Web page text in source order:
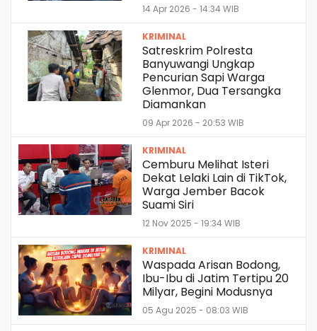
14 Apr 2026 - 14:34 WIB
KRIMINAL
Satreskrim Polresta
Banyuwangi Ungkap
Pencurian Sapi Warga
Glenmor, Dua Tersangka
Diamankan
09 Apr 2026 - 20:53 WIB
KRIMINAL
Cemburu Melihat Isteri
Dekat Lelaki Lain di TikTok,
Warga Jember Bacok
Suami Siri
12 Nov 2025 - 19:34 WIB
KRIMINAL
Waspada Arisan Bodong,
Ibu-Ibu di Jatim Tertipu 20
Milyar, Begini Modusnya
05 Agu 2025 - 08:03 WIB